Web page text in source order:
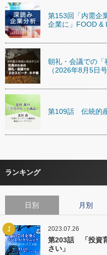
第153回「内需企
企業に」FOOD &
朝礼・会議での「
（2026年8月5日号
第109話 伝統的
ランキング
日別 月別
1 2023.07.26
第203話 「投資
さい」